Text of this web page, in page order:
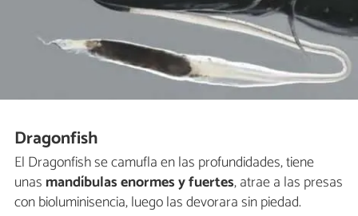
Dragonfish
El Dragonfish se camufla en las profundidades, tiene
unas mandíbulas enormes y fuertes, atrae a las presas
con bioluminisencia, luego las devorara sin piedad.